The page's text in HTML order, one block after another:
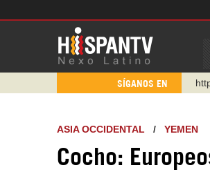
SÍGANOS EN
ASIA OCCIDENTAL / YEMEN
Cocho: